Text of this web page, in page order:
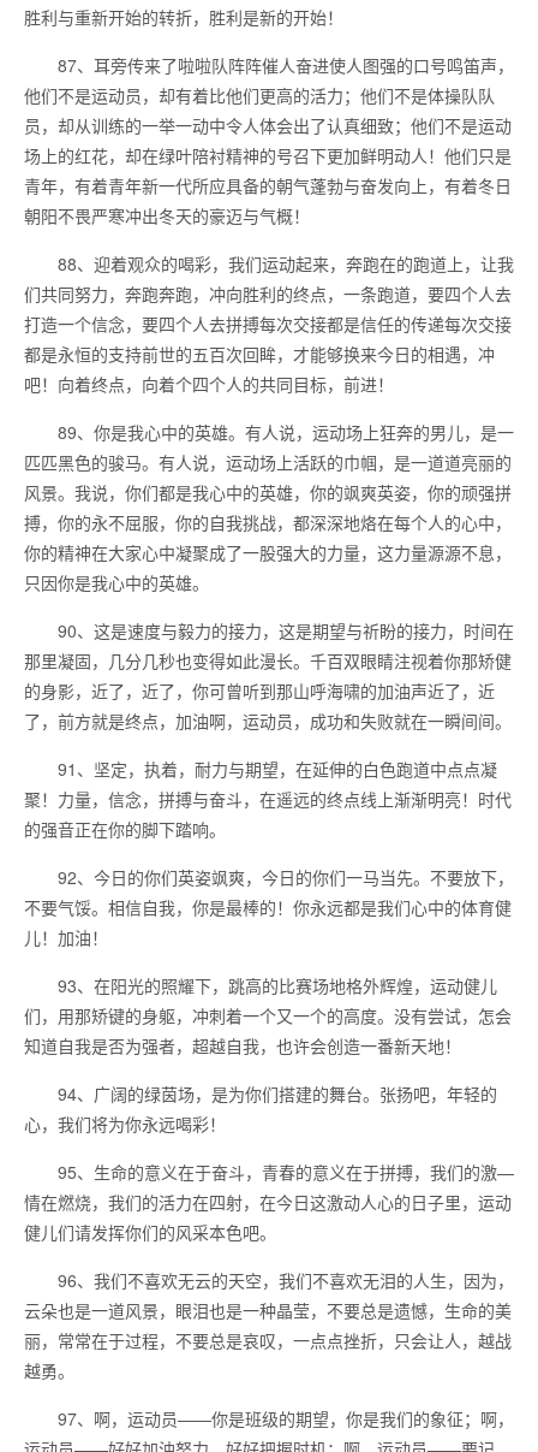
胜利与重新开始的转折，胜利是新的开始！
87、耳旁传来了啦啦队阵阵催人奋进使人图强的口号鸣笛声，
他们不是运动员，却有着比他们更高的活力；他们不是体操队队
员，却从训练的一举一动中令人体会出了认真细致；他们不是运动
场上的红花，却在绿叶陪衬精神的号召下更加鲜明动人！他们只是
青年，有着青年新一代所应具备的朝气蓬勃与奋发向上，有着冬日
朝阳不畏严寒冲出冬天的豪迈与气概！
88、迎着观众的喝彩，我们运动起来，奔跑在的跑道上，让我
们共同努力，奔跑奔跑，冲向胜利的终点，一条跑道，要四个人去
打造一个信念，要四个人去拼搏每次交接都是信任的传递每次交接
都是永恒的支持前世的五百次回眸，才能够换来今日的相遇，冲
吧！向着终点，向着个四个人的共同目标，前进！
89、你是我心中的英雄。有人说，运动场上狂奔的男儿，是一
匹匹黑色的骏马。有人说，运动场上活跃的巾帼，是一道道亮丽的
风景。我说，你们都是我心中的英雄，你的飒爽英姿，你的顽强拼
搏，你的永不屈服，你的自我挑战，都深深地烙在每个人的心中，
你的精神在大家心中凝聚成了一股强大的力量，这力量源源不息，
只因你是我心中的英雄。
90、这是速度与毅力的接力，这是期望与祈盼的接力，时间在
那里凝固，几分几秒也变得如此漫长。千百双眼睛注视着你那矫健
的身影，近了，近了，你可曾听到那山呼海啸的加油声近了，近
了，前方就是终点，加油啊，运动员，成功和失败就在一瞬间间。
91、坚定，执着，耐力与期望，在延伸的白色跑道中点点凝
聚！力量，信念，拼搏与奋斗，在遥远的终点线上渐渐明亮！时代
的强音正在你的脚下踏响。
92、今日的你们英姿飒爽，今日的你们一马当先。不要放下，
不要气馁。相信自我，你是最棒的！你永远都是我们心中的体育健
儿！加油！
93、在阳光的照耀下，跳高的比赛场地格外辉煌，运动健儿
们，用那矫键的身躯，冲刺着一个又一个的高度。没有尝试，怎会
知道自我是否为强者，超越自我，也许会创造一番新天地！
94、广阔的绿茵场，是为你们搭建的舞台。张扬吧，年轻的
心，我们将为你永远喝彩！
95、生命的意义在于奋斗，青春的意义在于拼搏，我们的激—
情在燃烧，我们的活力在四射，在今日这激动人心的日子里，运动
健儿们请发挥你们的风采本色吧。
96、我们不喜欢无云的天空，我们不喜欢无泪的人生，因为，
云朵也是一道风景，眼泪也是一种晶莹，不要总是遗憾，生命的美
丽，常常在于过程，不要总是哀叹，一点点挫折，只会让人，越战
越勇。
97、啊，运动员——你是班级的期望，你是我们的象征；啊，